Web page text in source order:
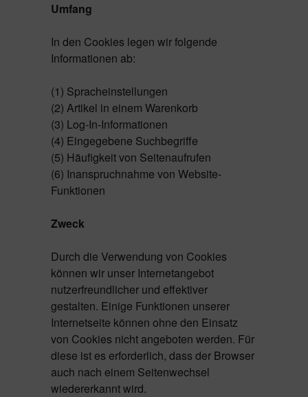
Umfang
In den Cookies legen wir folgende
Informationen ab:
(1) Spracheinstellungen
(2) Artikel in einem Warenkorb
(3) Log-In-Informationen
(4) Eingegebene Suchbegriffe
(5) Häufigkeit von Seitenaufrufen
(6) Inanspruchnahme von Website-
Funktionen
Zweck
Durch die Verwendung von Cookies
können wir unser Internetangebot
nutzerfreundlicher und effektiver
gestalten. Einige Funktionen unserer
Internetseite können ohne den Einsatz
von Cookies nicht angeboten werden. Für
diese ist es erforderlich, dass der Browser
auch nach einem Seitenwechsel
wiedererkannt wird.